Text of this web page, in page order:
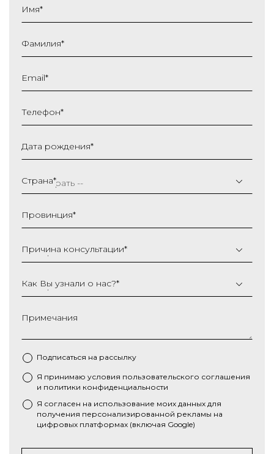
Имя*
Фамилия*
Email*
Телефон*
Дата рождения*
слеш
ММ
ГГГГ
Страна*
Провинция*
Причина консультации*
Как Вы узнали о нас?*
Примечания
Подписаться на рассылку
* Я принимаю условия пользовательского соглашения
и политики конфиденциальности
Я согласен на использование моих данных для
получения персонализированной рекламы на
цифровых платформах (включая Google)